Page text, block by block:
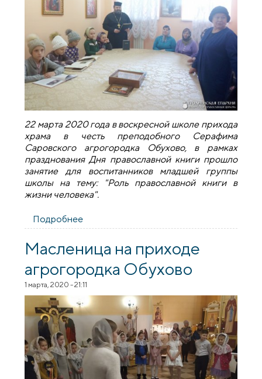
22 марта 2020 года в воскресной школе прихода
храма в честь преподобного Серафима
Саровского агрогородка Обухово, в рамках
празднования Дня православной книги прошло
занятие для воспитанников младшей группы
школы на тему: "Роль православной книги в
жизни человека".
Подробнее
агрогородка Обухово на тему "Роль
Масленица на приходе
агрогородка Обухово
1 марта, 2020 - 21:11